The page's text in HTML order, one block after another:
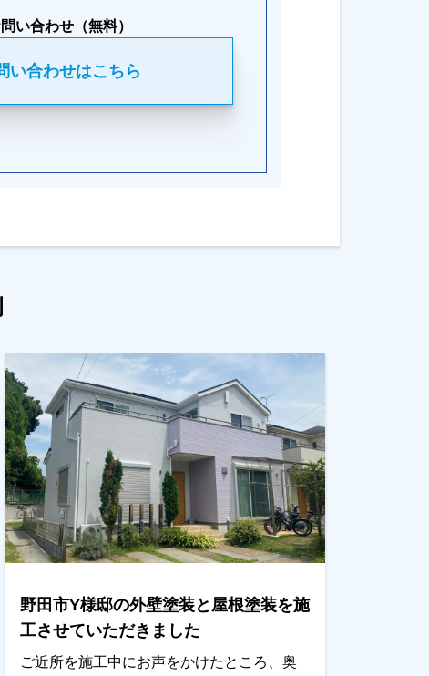
い合わせ（無料）
い合わせはこちら
野田市Y様邸の外壁塗装と屋根塗装を施
工させていただきました
ご近所を施工中にお声をかけたところ、奥